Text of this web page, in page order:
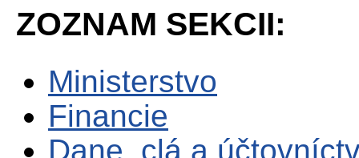
ZOZNAM SEKCII:
Ministerstvo
Financie
Dane, clá a